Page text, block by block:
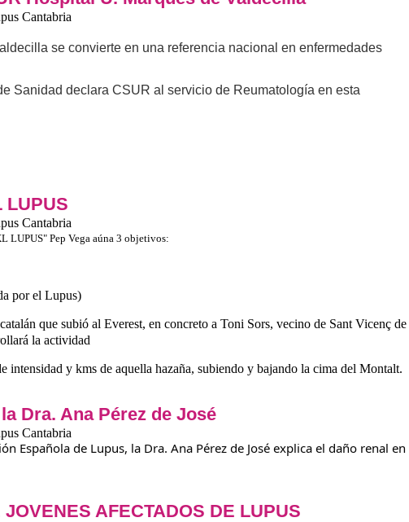
Cantabria
se convierte en una referencia nacional en enfermedades
Sanidad declara CSUR al servicio de Reumatología en esta
LUPUS
Cantabria
LUPUS" Pep Vega aúna 3 objetivos:
por el Lupus)
que subió al Everest, en concreto a Toni Sors, vecino de Sant Vicenç de
la actividad
intensidad y kms de aquella hazaña, subiendo y bajando la cima del Montalt.
Dra. Ana Pérez de José
Cantabria
Española de Lupus, la Dra. Ana Pérez de José explica el daño renal en
AFECTADOS DE LUPUS